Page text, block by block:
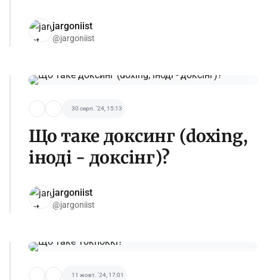
jargoniist
@jargoniist
30 серп. '24, 15:13
Що таке доксинг (doxing,
іноді - доксінг)?
jargoniist
@jargoniist
11 жовт. '24, 17:01